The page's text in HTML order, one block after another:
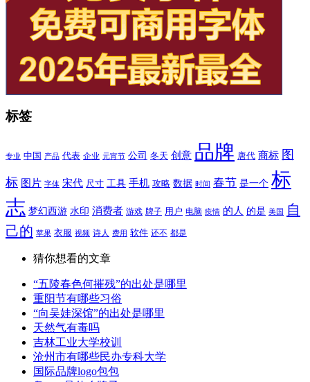
标签
专业 中国 产品 代表 企业 元宵节 公司 冬天 创意 品牌 唐代 商标 图
标 图片 字体 宋代 尺寸 工具 手机 攻略 数据 时间 春节 是一个 标
志 梦幻西游 水印 消费者 游戏 牌子 用户 电脑 疫情 的人 的是 美国 自
己的 苹果 衣服 视频 诗人 费用 软件 还不 都是
猜你想看的文章
“五陵春色何摧残”的出处是哪里
重阳节有哪些习俗
“向吴娃深馆”的出处是哪里
天然气有毒吗
吉林工业大学校训
沧州市有哪些民办专科大学
国际品牌logo包包